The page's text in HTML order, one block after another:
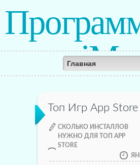
Топ Игр App Store
CКОЛЬКО ИНСТАЛЛОВ
НУЖНО ДЛЯ ТОП APP
STORE